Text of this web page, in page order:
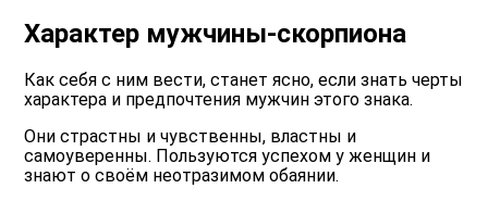
Характер мужчины-скорпиона
Как себя с ним вести, станет ясно, если знать черты
характера и предпочтения мужчин этого знака.
Они страстны и чувственны, властны и
самоуверенны. Пользуются успехом у женщин и
знают о своём неотразимом обаянии.